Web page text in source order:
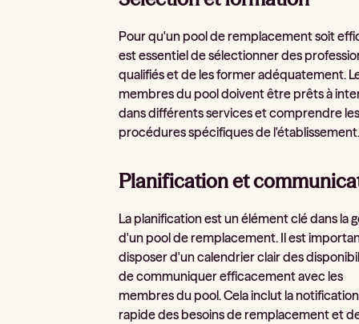
Pour qu'un pool de remplacement soit
est essentiel de sélectionner des
qualifiés et de les former adéquatement.
membres du pool doivent être prêts à
dans différents services et comprendre
procédures spécifiques de
Planification et
La planification est un élément clé dans la
d'un pool de remplacement. Il est
disposer d'un calendrier clair des
de communiquer efficacement avec les
membres du pool. Cela inclut la notification
rapide des besoins de remplacement et